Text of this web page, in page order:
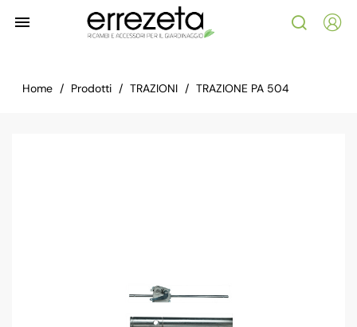

Home Prodotti TRAZIONI TRAZIONE PA 504